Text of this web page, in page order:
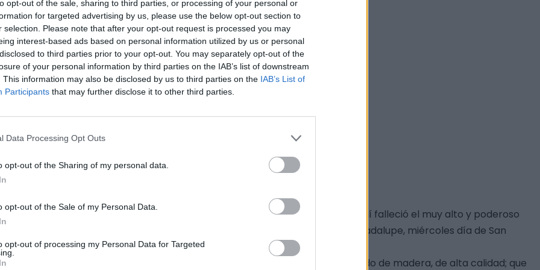
opt-out of the sale, sharing to third parties, or processing of your personal or
for targeted advertising by us, please use the below opt-out section to
selection. Please note that after your opt-out request is processed you may
interest-based ads based on personal information utilized by us or personal
to third parties prior to your opt-out. You may separately opt-out of the
of your personal information by third parties on the IAB’s list of downstream
This information may also be disclosed by us to third parties on the IAB’s List of
Participants that may further disclose it to other third parties.
Data Processing Opt Outs
opt-out of the Sharing of my personal data.
opt-out of the Sale of my Personal Data.
opt-out of processing my Personal Data for Targeted
altos de Madrigalejo, y su fachada aún exhibe una placa que reza: "Aquí falleció el muy alto y poderoso
cámara de Madrigalejo, en la casa de Nuestra Señora de Santa María de Guadalupe, miércoles día de San
veintitrés días del mes de enero de 1516".
de la época y ocupaba poco más de una hectárea. Destaca su artesonado de madera, de alta calidad; que